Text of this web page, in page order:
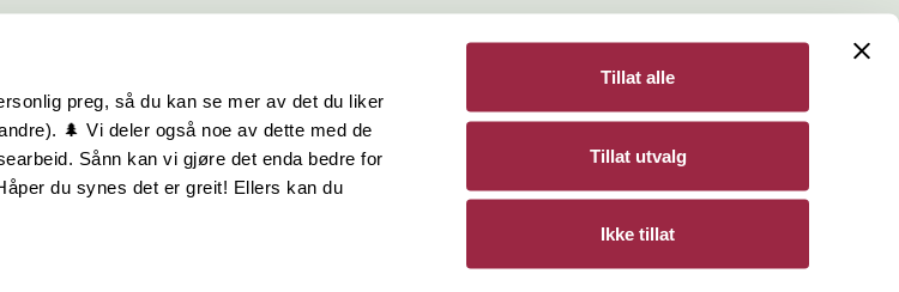
preg, så du kan se mer av det du liker
🌲 Vi deler også noe av dette med de
Sånn kan vi gjøre det enda bedre for
du synes det er greit! Ellers kan du
Tillat alle
Tillat utvalg
Ikke tillat
Hurtiglenker Bergene Holm